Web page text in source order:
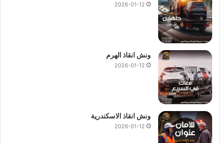
2026-01-12
ونش انقاذ الهرم
2026-01-12
ونش انقاذ الاسكندرية
2026-01-12